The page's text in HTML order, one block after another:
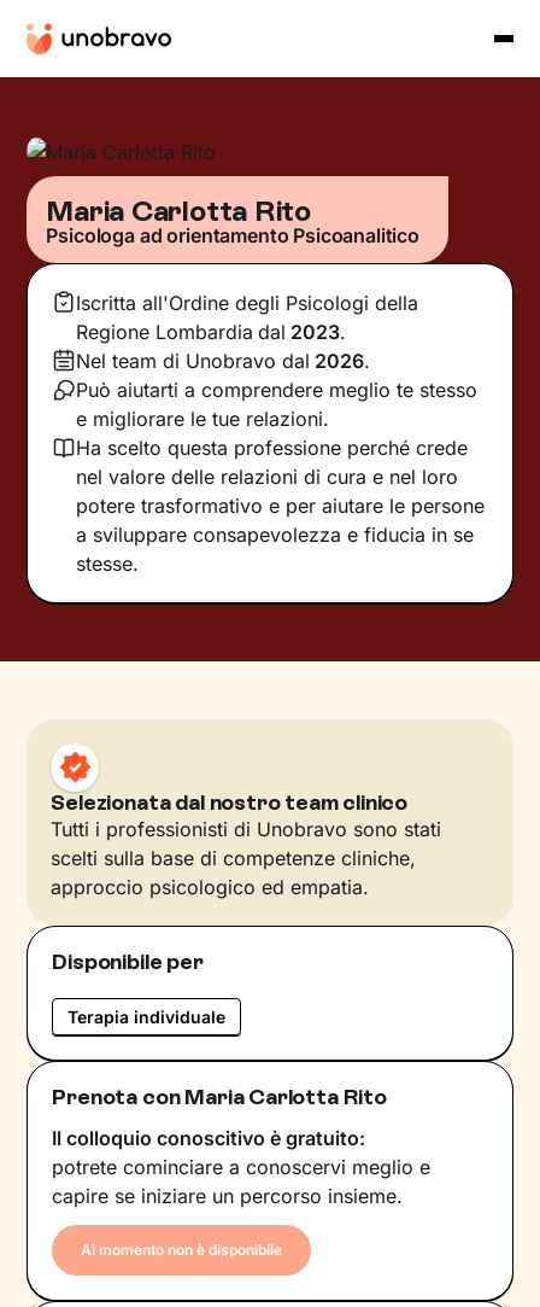
Maria Carlotta Rito
Psicologa ad orientamento Psicoanalitico
Iscritta all'Ordine degli Psicologi della
Regione Lombardia dal 2023.
Nel team di Unobravo dal 2026.
Può aiutarti a comprendere meglio te stesso
e migliorare le tue relazioni.
Ha scelto questa professione perché crede
nel valore delle relazioni di cura e nel loro
potere trasformativo e per aiutare le persone
a sviluppare consapevolezza e fiducia in se
stesse.
Selezionata dal nostro team clinico
Tutti i professionisti di Unobravo sono stati
scelti sulla base di competenze cliniche,
approccio psicologico ed empatia.
Disponibile per
Terapia individuale
Prenota con Maria Carlotta Rito
Il colloquio conoscitivo è gratuito:
potrete cominciare a conoscervi meglio e
capire se iniziare un percorso insieme.
Al momento non è disponibile